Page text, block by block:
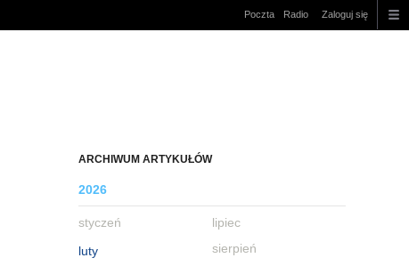
Poczta Radio Zaloguj się
ARCHIWUM ARTYKUŁÓW
2026
styczeń
luty
lipiec
sierpień